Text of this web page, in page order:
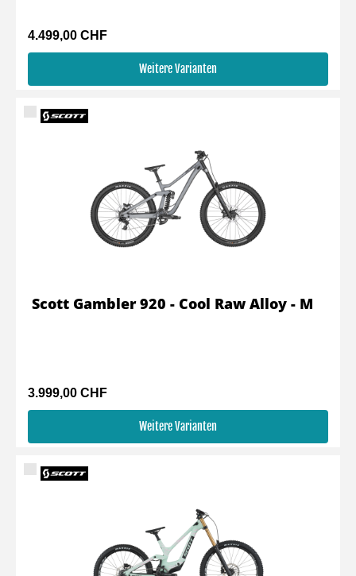
4.499,00 CHF
Weitere Varianten
3.999,00 CHF
Weitere Varianten
Scott Gambler 920 - Cool Raw Alloy - M